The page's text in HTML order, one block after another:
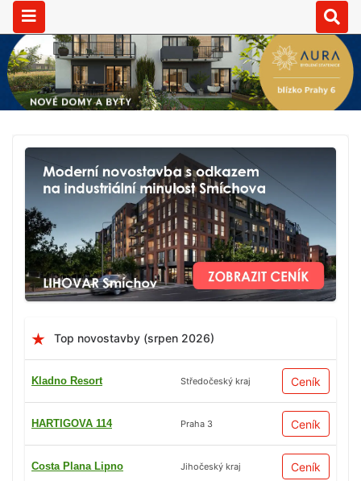
Top novostavby (srpen 2026)
Kladno Resort Středočeský kraj Ceník
HARTIGOVA 114 Praha 3 Ceník
Costa Plana Lipno Jihočeský kraj Ceník